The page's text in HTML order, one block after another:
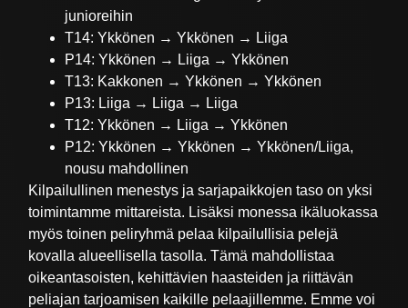
junioreihin
T14: Ykkönen → Ykkönen → Liiga
P14: Ykkönen → Liiga → Ykkönen
T13: Kakkonen → Ykkönen → Ykkönen
P13: Liiga → Liiga → Liiga
T12: Ykkönen → Liiga → Ykkönen
P12: Ykkönen → Ykkönen → Ykkönen/Liiga,
nousu mahdollinen
Kilpailullinen menestys ja sarjapaikkojen taso on yksi
toimintamme mittareista. Lisäksi monessa ikäluokassa
myös toinen peliryhmä pelaa kilpailullisia pelejä
kovalla alueellisella tasolla. Tämä mahdollistaa
oikeantasoisten, kehittävien haasteiden ja riittävän
peliajan tarjoamisen kaikille pelaajillemme. Emme voi